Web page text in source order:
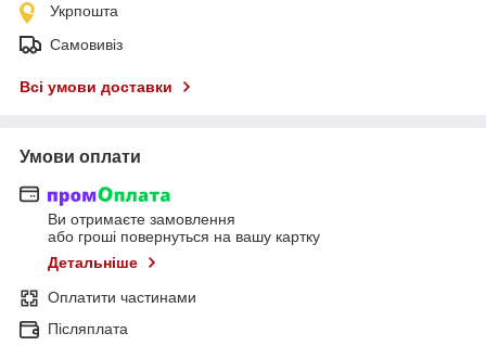
Укрпошта
Самовивіз
Всі умови доставки
Умови оплати
Ви отримаєте замовлення
або гроші повернуться на вашу картку
Детальніше
Оплатити частинами
Післяплата